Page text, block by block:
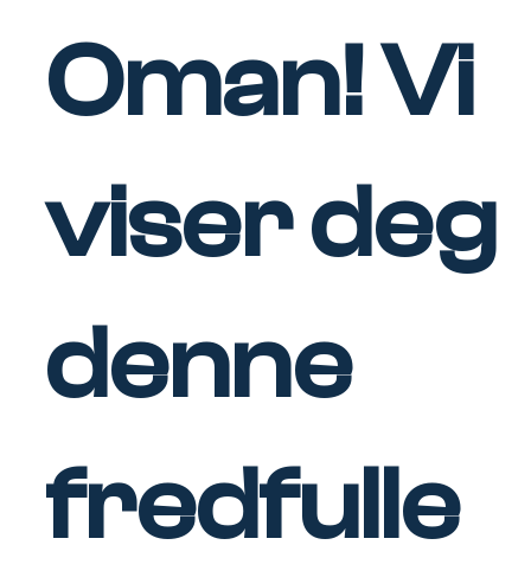
Oman! Vi
viser deg
denne
fredfulle